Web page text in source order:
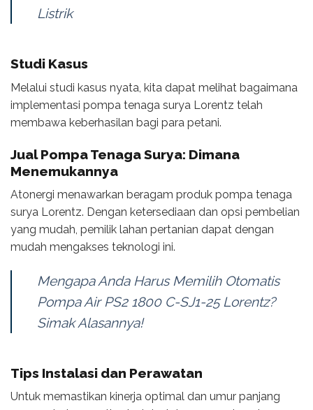
Listrik
Studi Kasus
Melalui studi kasus nyata, kita dapat melihat bagaimana
implementasi pompa tenaga surya Lorentz telah
membawa keberhasilan bagi para petani.
Jual Pompa Tenaga Surya: Dimana
Menemukannya
Atonergi menawarkan beragam produk pompa tenaga
surya Lorentz. Dengan ketersediaan dan opsi pembelian
yang mudah, pemilik lahan pertanian dapat dengan
mudah mengakses teknologi ini.
Mengapa Anda Harus Memilih Otomatis
Pompa Air PS2 1800 C-SJ1-25 Lorentz?
Simak Alasannya!
Tips Instalasi dan Perawatan
Untuk memastikan kinerja optimal dan umur panjang